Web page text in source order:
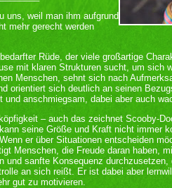
uns, weil man ihm aufgrund
mehr gerecht werden
Rüde, der viele großartige
mit klaren Strukturen sucht, um sich
Menschen, sehnt sich nach
orientiert sich deutlich an seinen
und anschmiegsam, dabei aber auch
– auch das zeichnet Scooby-
seine Größe und Kraft nicht immer
er über Situationen entscheiden
Menschen, die Freude daran haben,
und sanfte Konsequenz
an sich reißt. Er ist dabei aber
gut zu motivieren.